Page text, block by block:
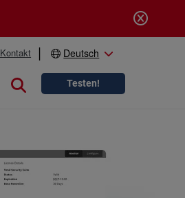
Kontakt Deutsch
Close search
Testen!